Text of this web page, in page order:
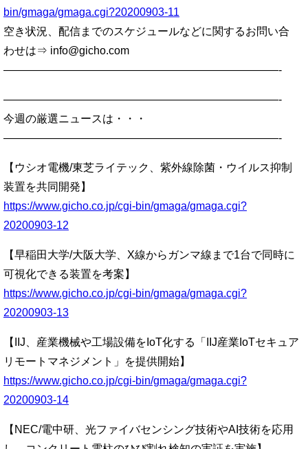
bin/gmaga/gmaga.cgi?20200903-11
空き状況、配信までのスケジュールなどに関するお問い合
わせは⇒ info@gicho.com
—————————————————————————-
—————————————————————————-
今週の厳選ニュースは・・・
—————————————————————————-
【ウシオ電機/東芝ライテック、紫外線除菌・ウイルス抑制
装置を共同開発】
https://www.gicho.co.jp/cgi-bin/gmaga/gmaga.cgi?
20200903-12
【早稲田大学/大阪大学、X線からガンマ線まで1台で同時に
可視化できる装置を考案】
https://www.gicho.co.jp/cgi-bin/gmaga/gmaga.cgi?
20200903-13
【IIJ、産業機械や工場設備をIoT化する「IIJ産業IoTセキュア
リモートマネジメント」を提供開始】
https://www.gicho.co.jp/cgi-bin/gmaga/gmaga.cgi?
20200903-14
【NEC/電中研、光ファイバセンシング技術やAI技術を応用